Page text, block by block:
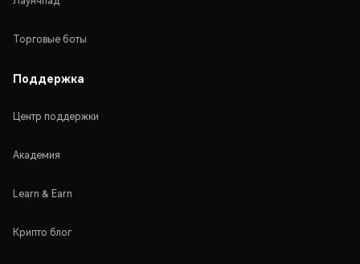
Торговые боты
Поддержка
Центр поддержки
Академия
Learn & Earn
Крипто блог